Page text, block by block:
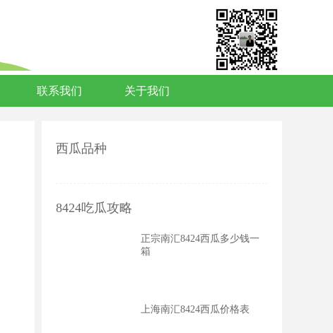
联系我们 关于我们
西瓜品种
8424吃瓜攻略
正宗南汇8424西瓜多少钱一
箱
上海南汇8424西瓜价格表